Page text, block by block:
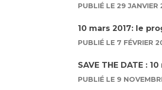
PUBLIÉ LE 29 JANVIER
10 mars 2017: le
PUBLIÉ LE 7 FÉVRIER
SAVE THE DATE :
PUBLIÉ LE 9